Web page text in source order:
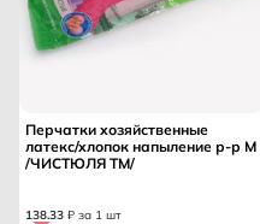
Перчатки хозяйственные
латекс/хлопок напыление р-р М
/ЧИСТЮЛЯ ТМ/
138.33 ₽ за 1 шт